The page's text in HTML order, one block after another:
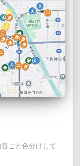
ごと色分けして